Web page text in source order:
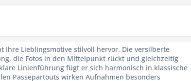
Ihre Lieblingsmotive stilvoll hervor. Die versilberte
die Fotos in den Mittelpunkt rückt und gleichzeitig
Linienführung fügt er sich harmonisch in klassische
Passepartouts wirken Aufnahmen besonders